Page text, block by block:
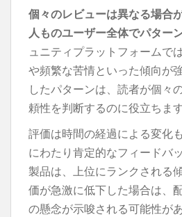
個々のレビューは異なる場合
人ものユーザー全体でパター
ュニティプラットフォームで
や頻繁な苦情といった傾向が
したパターンは、読者が個々
頼性を判断するのに役立ちます
評価は時間の経過による変化
にわたり肯定的なフィードバ
製品は、上位にランクされる
価が急激に低下した場合は、
の懸念が示唆される可能性があ